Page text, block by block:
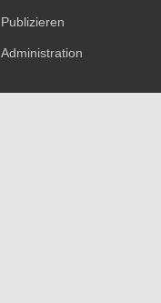
Publizieren
Administration